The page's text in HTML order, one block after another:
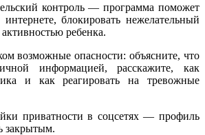
контроль — программа поможет
блокировать нежелательный
ребенка.
возможные опасности: объясните, что
информацией, расскажите, как
и как реагировать на тревожные
приватности в соцсетях — профиль
закрытым.